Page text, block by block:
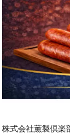
株式会社薫製倶楽